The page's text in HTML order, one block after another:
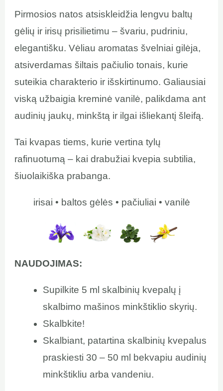
Pirmosios natos atsiskleidžia lengvu baltų
gėlių ir irisų prisilietimu – švariu, pudriniu,
elegantišku. Vėliau aromatas švelniai gilėja,
atsiverdamas šiltais pačiulio tonais, kurie
suteikia charakterio ir išskirtinumo. Galiausiai
viską užbaigia kreminė vanilė, palikdama ant
audinių jaukų, minkštą ir ilgai išliekantį šleifą.
Tai kvapas tiems, kurie vertina tylų
rafinuotumą – kai drabužiai kvepia subtilia,
šiuolaikiška prabanga.
irisai • baltos gėlės • pačiuliai • vanilė
NAUDOJIMAS:
Supilkite 5 ml skalbinių kvepalų į
skalbimo mašinos minkštiklio skyrių.
Skalbkite!
Skalbiant, patartina skalbinių kvepalus
praskiesti 30 – 50 ml bekvapiu audinių
minkštikliu arba vandeniu.